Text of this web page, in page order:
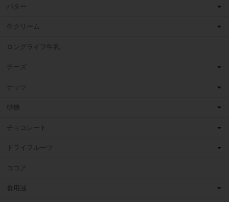
バター
生クリーム
ロングライフ牛乳
チーズ
ナッツ
砂糖
チョコレート
ドライフルーツ
ココア
食用油